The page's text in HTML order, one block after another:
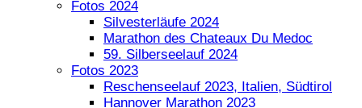
Fotos 2024
Silvesterläufe 2024
Marathon des Chateaux Du Medoc
59. Silberseelauf 2024
Fotos 2023
Reschenseelauf 2023, Italien, Südtirol
Hannover Marathon 2023